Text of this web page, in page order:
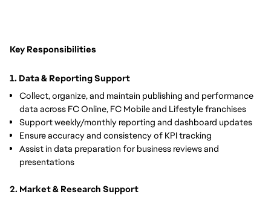
Key Responsibilities
1. Data & Reporting Support
Collect, organize, and maintain publishing and performance
data across FC Online, FC Mobile and Lifestyle franchises
Support weekly/monthly reporting and dashboard updates
Ensure accuracy and consistency of KPI tracking
Assist in data preparation for business reviews and
presentations
2. Market & Research Support